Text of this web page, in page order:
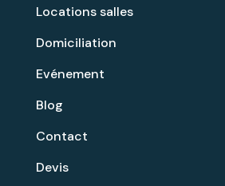
Locations salles
Domiciliation
Evénement
Blog
Contact
Devis